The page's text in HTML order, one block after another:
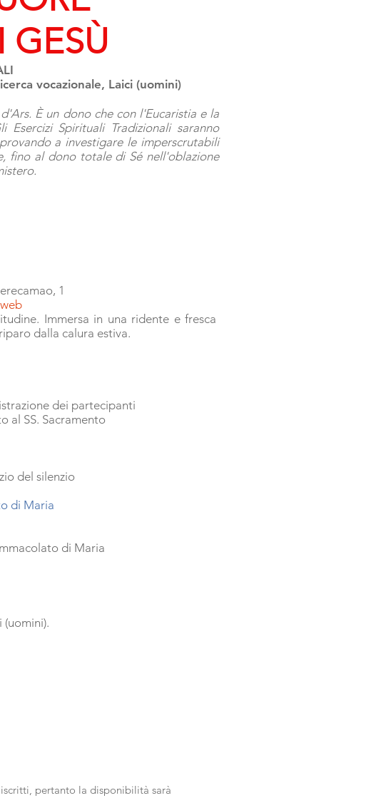
GESÙ
vocazionale, Laici (uomini)
È un dono che con l'Eucaristia e la
Spirituali Tradizionali saranno
a investigare le imperscrutabili
fino al dono totale di Sé nell'oblazione
1
Immersa in una ridente e fresca
dalla calura estiva.
dei partecipanti
al SS. Sacramento
del silenzio
di Maria
di Maria
(uomini).
pertanto la disponibilità sarà